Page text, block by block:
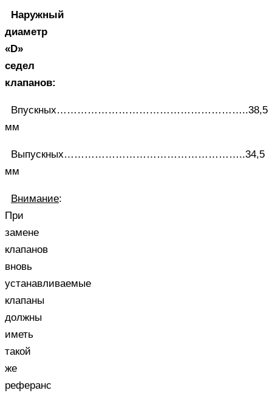
Наружный
диаметр
«D»
седел
клапанов:
Впускных………………………………………………..38,5
мм
Выпускных……………………………………………..34,5
мм
Внимание:
При
замене
клапанов
вновь
устанавливаемые
клапаны
должны
иметь
такой
же
реферанс